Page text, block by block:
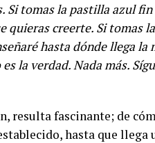
Si tomas la pastilla azul
quieras creerte. Si tomas
hasta dónde llega la
la verdad. Nada más.
resulta fascinante; de
hasta que llega